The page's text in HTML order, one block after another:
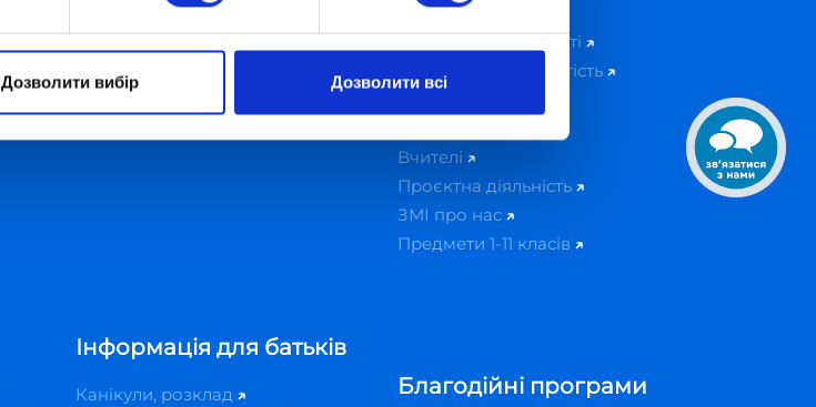
Дозволити вибір Дозволити всі
Оплатити навчання онлайн
(iPay)
Оплатити навчання онлайн
(Privat24)
Як оформити податкову знижку
Інформація для батьків
Канікули, розклад
Нормативні акти
Концепція діяльності
Прозорість і відкритість
Вчителі
Проєктна діяльність
ЗМІ про нас
Предмети 1-11 класів
Благодійні програми